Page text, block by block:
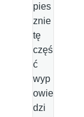
pies
znie
tę
częś
ć
wyp
owie
dzi